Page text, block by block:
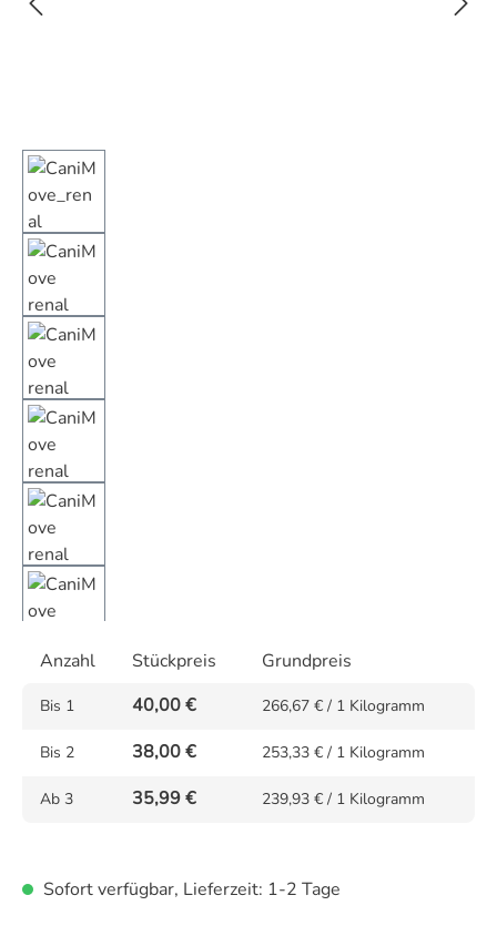
Anzahl Stückpreis Grundpreis
Bis 1 40,00 € 266,67 € / 1 Kilogramm
Bis 2 38,00 € 253,33 € / 1 Kilogramm
Ab 3 35,99 € 239,93 € / 1 Kilogramm
Sofort verfügbar, Lieferzeit: 1-2 Tage